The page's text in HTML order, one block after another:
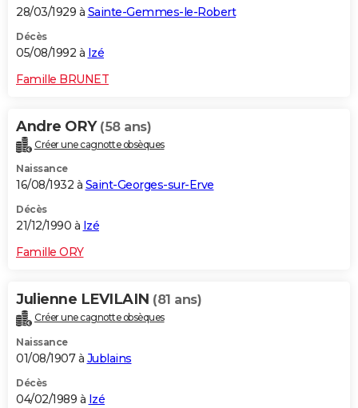
28/03/1929 à Sainte-Gemmes-le-Robert
Décès
05/08/1992 à Izé
Famille BRUNET
Andre ORY (58 ans)
Créer une cagnotte obsèques
Naissance
16/08/1932 à Saint-Georges-sur-Erve
Décès
21/12/1990 à Izé
Famille ORY
Julienne LEVILAIN (81 ans)
Créer une cagnotte obsèques
Naissance
01/08/1907 à Jublains
Décès
04/02/1989 à Izé